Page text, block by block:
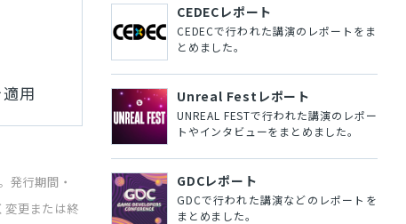
用
発行期間・
変更または終
CEDECレポート
CEDECで行われた講演のレポートをま
とめました。
Unreal Festレポート
UNREAL FESTで行われた講演のレポー
トやインタビューをまとめました。
GDCレポート
GDCで行われた講演などのレポートを
まとめました。